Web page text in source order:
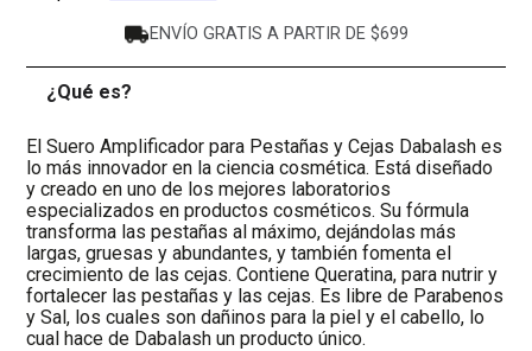
ENVÍO GRATIS A PARTIR DE $699
¿Qué es?
El Suero Amplificador para Pestañas y Cejas Dabalash es
lo más innovador en la ciencia cosmética. Está diseñado
y creado en uno de los mejores laboratorios
especializados en productos cosméticos. Su fórmula
transforma las pestañas al máximo, dejándolas más
largas, gruesas y abundantes, y también fomenta el
crecimiento de las cejas. Contiene Queratina, para nutrir y
fortalecer las pestañas y las cejas. Es libre de Parabenos
y Sal, los cuales son dañinos para la piel y el cabello, lo
cual hace de Dabalash un producto único.